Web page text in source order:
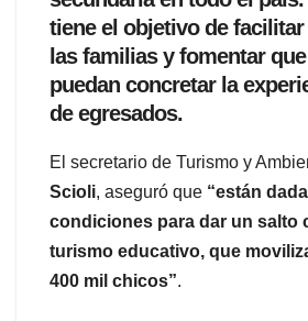
tiene el objetivo de facilitar
las familias y fomentar
puedan concretar la
de egresados.
El secretario de Turismo y
Scioli, aseguró que “están
condiciones para dar un salto
turismo educativo, que
400 mil chicos”.